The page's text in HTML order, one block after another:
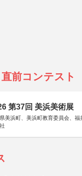
前コンテスト
第37回 美浜美術展
美浜町、美浜町教育委員会、福